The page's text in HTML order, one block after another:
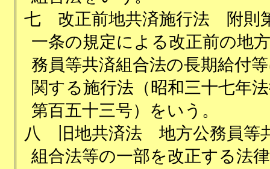
七
改正前地共済施行法 附則
一条の規定による改正前の地
務員等共済組合法の長期給付
関する施行法（昭和三十七年
第百五十三号）をいう。
八
旧地共済法 地方公務員等
組合法等の一部を改正する法律